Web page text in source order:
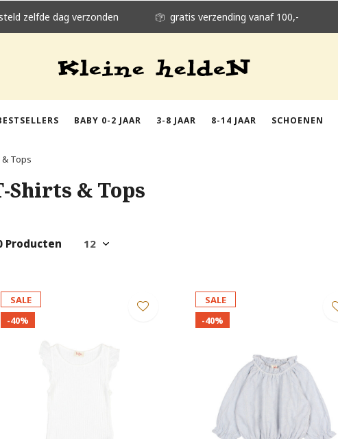
BABY 0-2 JAAR 3-8 JAAR 8-14 JAAR SCHOENEN
zelfde dag verzonden gratis verzending vanaf 100,-
Tops
Shirts & Tops
Producten
SALE
-40%
SALE
-40%